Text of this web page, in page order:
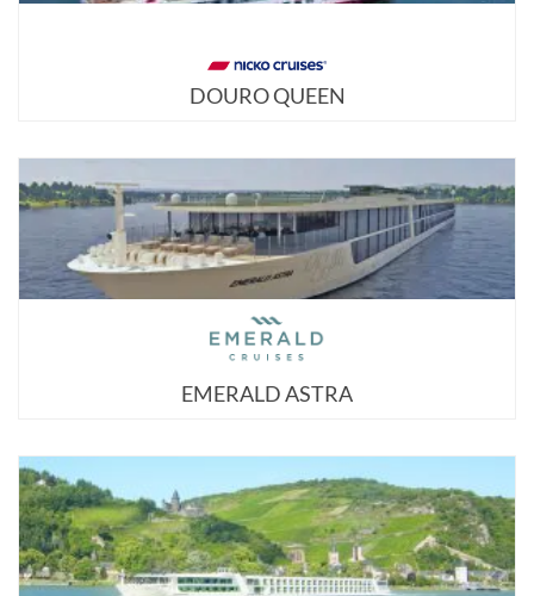
DOURO QUEEN
EMERALD ASTRA